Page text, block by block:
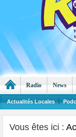
Vous êtes ici :
Radio News
Actualités Locales